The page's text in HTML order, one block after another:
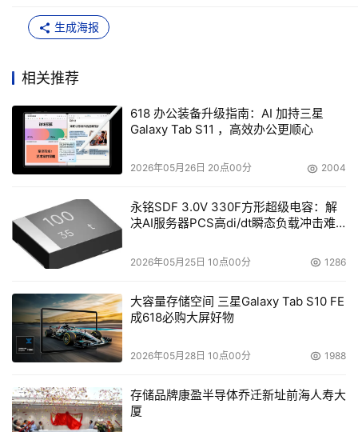
生成海报
相关推荐
618 办公装备升级指南：AI 加持三星
Galaxy Tab S11 ，高效办公更顺心
2026年05月26日 20点00分 2004
永铭SDF 3.0V 330F方形超级电容：解
决AI服务器PCS高di/dt瞬态负载冲击难
2026年05月25日 10点00分 1286
大容量存储空间 三星Galaxy Tab S10 FE
成618必购大屏好物
2026年05月28日 10点00分 1988
存储品牌康盈半导体乔迁新址前海人寿大
厦